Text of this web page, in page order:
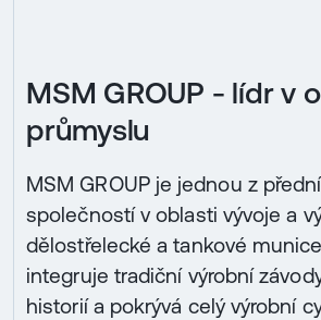
MSM GROUP - lídr v
průmyslu
MSM GROUP je jednou z
společností v oblasti vývoje a
dělostřelecké a tankové
integruje tradiční výrobní
historií a pokrývá celý výrobní